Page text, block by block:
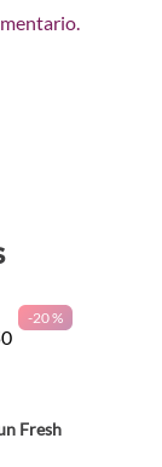
-20 %
Fresh